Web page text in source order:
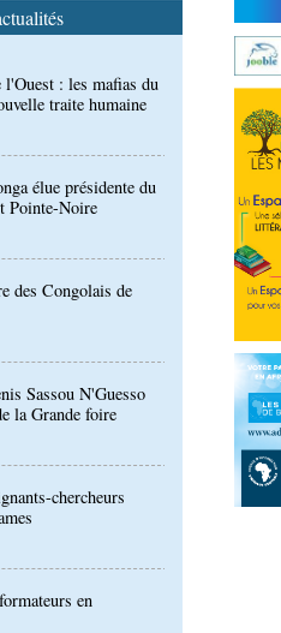
élue présidente du
Pointe-Noire
des Congolais de
Sassou N'Guesso
la Grande foire
chercheurs
en
rentrée littéraire de